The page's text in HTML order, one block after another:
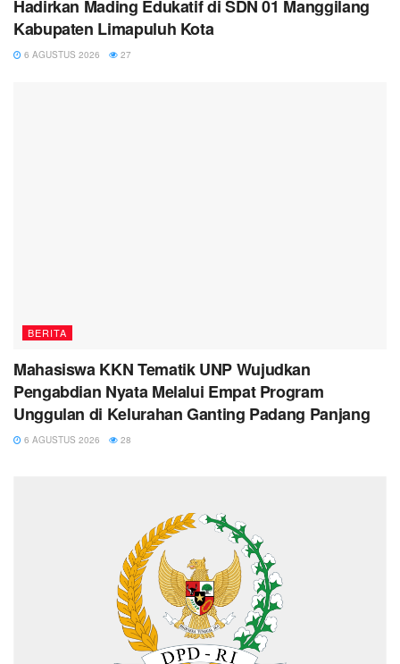
Hadirkan Mading Edukatif di SDN 01 Manggilang
Kabupaten Limapuluh Kota
6 AGUSTUS 2026 27
BERITA
Mahasiswa KKN Tematik UNP Wujudkan
Pengabdian Nyata Melalui Empat Program
Unggulan di Kelurahan Ganting Padang Panjang
6 AGUSTUS 2026 28